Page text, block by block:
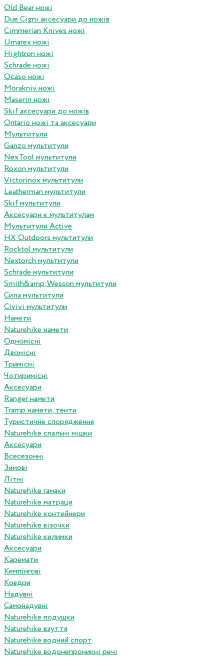
Old Bear ножі
Due Cigni аксесуари до ножів
Cimmerian Knives ножі
Umarex ножі
Hightron ножі
Schrade ножі
Ocaso ножі
Morakniv ножі
Maserin ножі
Skif аксесуари до ножів
Ontario ножі та аксесуари
Мультитули
Ganzo мультитули
NexTool мультитули
Roxon мультитули
Victorinox мультитули
Leatherman мультитули
Skif мультитули
Аксесуари к мультитулам
Мультитули Active
HX Outdoors мультитули
Rocktol мультитули
Nextorch мультитули
Schrade мультитули
Smith&amp;Wesson мультитули
Сила мультитули
Civivi мультитули
Намети
Naturehike намети
Одномісні
Двомісні
Тримісні
Чотиримісні
Аксесуари
Ranger намети
Tramp намети, тенти
Туристичне спорядження
Naturehike спальні мішки
Аксесуари
Всесезонні
Зимові
Літні
Naturehike гамаки
Naturehike матраци
Naturehike контейнери
Naturehike візочки
Naturehike килимки
Аксесуари
Каремати
Кемпінгові
Ковдри
Надувні
Самонадувні
Naturehike подушки
Naturehike взуття
Naturehike водний спорт
Naturehike водонепроникні речі